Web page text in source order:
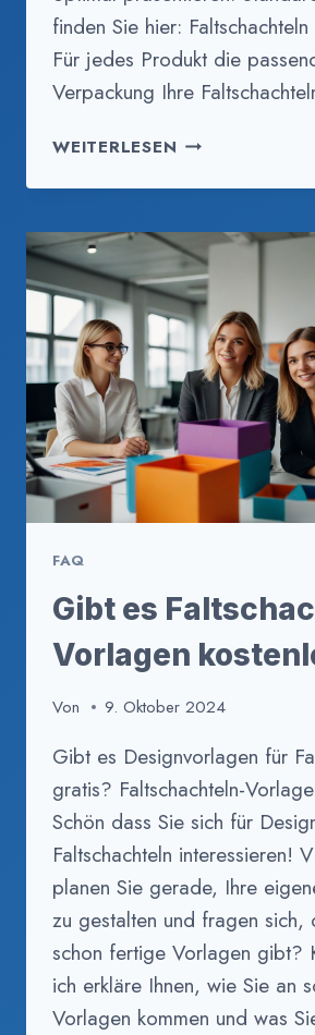
finden Sie hier:
Für jedes Produkt die
Verpackung Ihre
WEITERLESEN
MASS B
ONN
FAQ
Gibt es
Vorlagen
Von 9. Oktober 2024
Gibt es Designvorlagen für
gratis? Faltschachteln-
Schön dass Sie sich für
Faltschachteln interessieren!
planen Sie gerade, Ihre
zu gestalten und fragen sich,
schon fertige Vorlagen gibt?
ich erkläre Ihnen, wie Sie an
Vorlagen kommen und was